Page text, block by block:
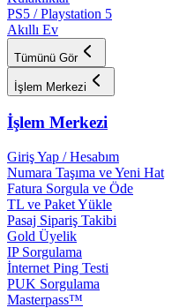
PS5 / Playstation 5
Akıllı Ev
Tümünü Gör
İşlem Merkezi
İşlem Merkezi
Giriş Yap / Hesabım
Numara Taşıma ve Yeni Hat
Fatura Sorgula ve Öde
TL ve Paket Yükle
Pasaj Sipariş Takibi
Gold Üyelik
IP Sorgulama
İnternet Ping Testi
PUK Sorgulama
Masterpass™